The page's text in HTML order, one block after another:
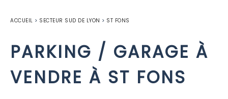
ACCUEIL > SECTEUR SUD DE LYON > ST FONS
PARKING / GARAGE À
VENDRE À ST FONS